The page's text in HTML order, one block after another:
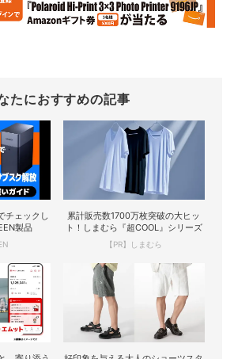
たにおすすめの記事
チェックし
製品
累計販売数1700万枚突破の大ヒッ
ト！しまむら『超COOL』シリーズ
【PR】しまむら